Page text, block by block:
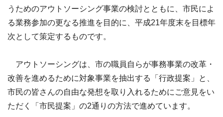
うためのアウトソーシング事業の検討とともに、市民によ
る業務参加の更なる推進を目的に、平成21年度末を目標年
次として策定するものです。
アウトソーシングは、市の職員自らが事務事業の改革・
改善を進めるために対象事業を抽出する「行政提案」と、
市民の皆さんの自由な発想を取り入れるためにご意見をい
ただく「市民提案」の2通りの方法で進めています。